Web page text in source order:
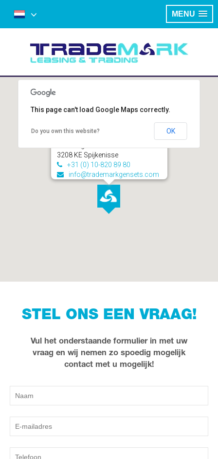
MENU
3208 KE Spijkenisse
+31 (0) 10-820 89 80
info@trademarkgensets.com
This page can't load Google Maps correctly.
Do you own this website? OK
STEL ONS EEN VRAAG!
Vul het onderstaande formulier in met uw
vraag en wij nemen zo spoedig mogelijk
contact met u mogelijk!